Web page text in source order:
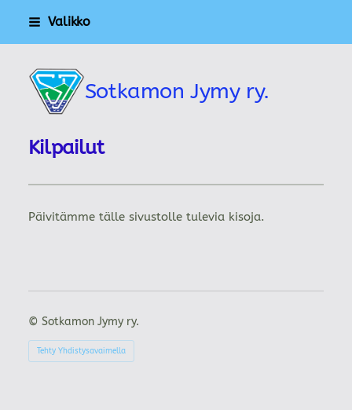
Siirry
Valikko
Sotkamon Jymy ry.
Kilpailut
Päivitämme tälle sivustolle tulevia kisoja.
© Sotkamon Jymy ry.
Tehty Yhdistysavaimella